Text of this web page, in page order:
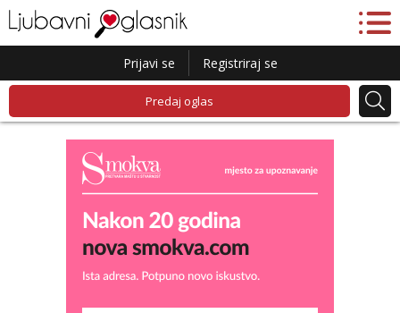
Prijavi se Registriraj se
Predaj oglas